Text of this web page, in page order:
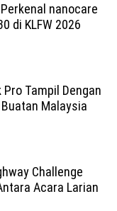
nanocare
di KLFW 2026
Tampil Dengan
Malaysia
Challenge
Acara Larian